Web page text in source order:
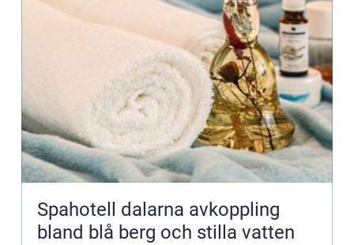
Spahotell dalarna avkoppling
bland blå berg och stilla vatten